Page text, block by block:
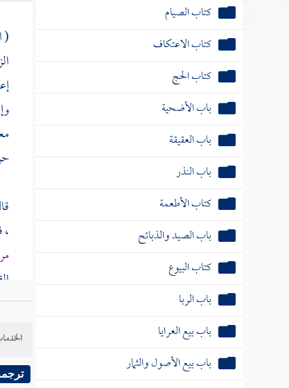
كتاب الصيام
كتاب الاعتكاف
كتاب الحج
باب الأضحية
باب العقيقة
باب النذر
كتاب الأطعمة
باب الصيد والذبائح
كتاب البيوع
باب الربا
باب بيع العرايا
باب بيع الأصول والثمار
(